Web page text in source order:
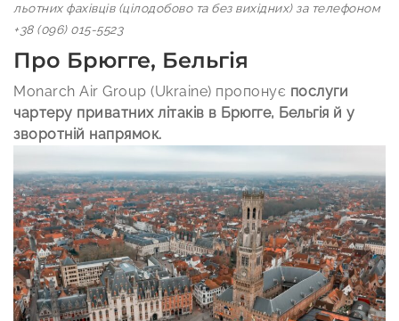
льотних фахівців (цілодобово та без вихідних) за телефоном
+38 (096) 015-5523
Про Брюгге, Бельгія
Monarch Air Group (Ukraine) пропонує послуги
чартеру приватних літаків в Брюгге, Бельгія й у
зворотній напрямок.